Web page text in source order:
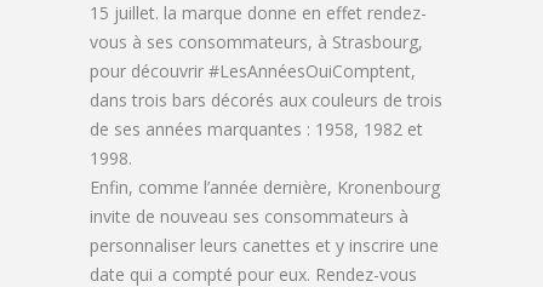
15 juillet. la marque donne en effet rendez-
vous à ses consommateurs, à Strasbourg,
pour découvrir #LesAnnéesOuiComptent,
dans trois bars décorés aux couleurs de trois
de ses années marquantes : 1958, 1982 et
1998.
Enfin, comme l’année dernière, Kronenbourg
invite de nouveau ses consommateurs à
personnaliser leurs canettes et y inscrire une
date qui a compté pour eux. Rendez-vous